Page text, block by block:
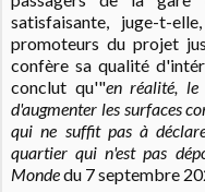
satisfaisante, juge-t-
promoteurs du projet
confère sa qualité
conclut qu'"en réalité, le
d'augmenter les surfaces
qui ne suffit pas à
quartier qui n'est pas
Mondedu 7 septembre